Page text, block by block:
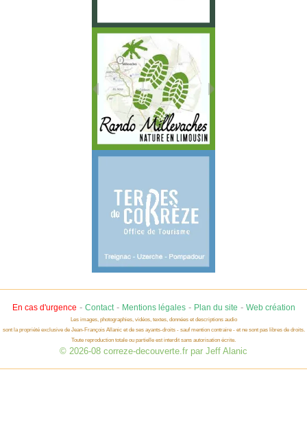
En cas d'urgence - Contact- Mentions légales- Plan du site - Web création
Les images, photographies, vidéos, textes, données et descriptions audio
sont la propriété exclusive de Jean-François Allanic et de ses ayants-droits - sauf mention contraire - et ne sont pas libres de droits.
Toute reproduction totale ou partielle est interdit sans autorisation écrite.
© 2026-08 correze-decouverte.fr par Jeff Alanic